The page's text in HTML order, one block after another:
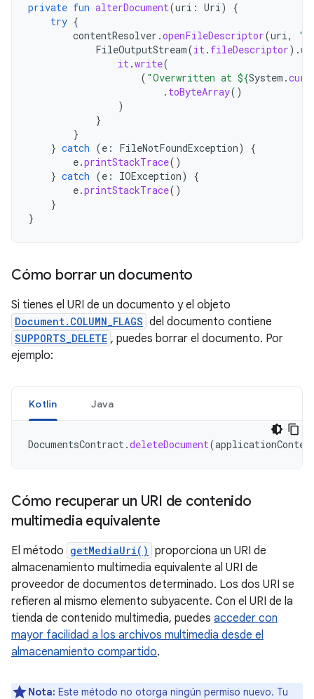
private fun alterDocument(uri : Uri)
{
try {
contentResolver .openFileDescriptor(uri,
FileOutputStream(it. fileDescriptor).
it.write(
( "Overwritten at ${System .
. toByteArray()
)
}
}
} catch (e : FileNotFoundException)
{
e.printStackTrace()
} catch (e : IOException)
{
e.printStackTrace()
}
}
Cómo borrar un documento
Si tienes el URI de un documento y el objeto
Document.COLUMN_FLAGS del documento contiene
SUPPORTS_DELETE , puedes borrar el documento. Por
ejemplo:
Kotlin Java
DocumentsContract.deleteDocument(
Cómo recuperar un URI de contenido
multimedia equivalente
El método getMediaUri() proporciona un URI de
almacenamiento multimedia equivalente al URI de
proveedor de documentos determinado. Los dos URI se
refieren al mismo elemento subyacente. Con el URI de la
tienda de contenido multimedia, puedes acceder con
mayor facilidad a los archivos multimedia desde el
almacenamiento compartido.
Nota: Este método no otorga ningún permiso nuevo. Tu